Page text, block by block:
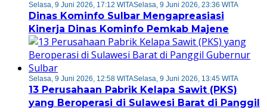
Selasa, 9 Juni 2026, 17:12 WITASelasa, 9 Juni 2026, 23:36 WITA
Dinas Kominfo Sulbar Mengapreasiasi
Kinerja Dinas Kominfo Pemkab Majene
Selasa, 9 Juni 2026, 12:58 WITASelasa, 9 Juni 2026, 13:45 WITA
13 Perusahaan Pabrik Kelapa Sawit (PKS)
yang Beroperasi di Sulawesi Barat di Panggil